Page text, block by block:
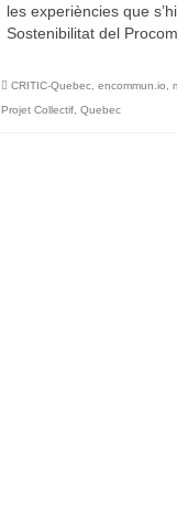
les experiències que
Sostenibilitat del
CRITIC-Quebec, encommun.io
Projet Collectif, Quebec